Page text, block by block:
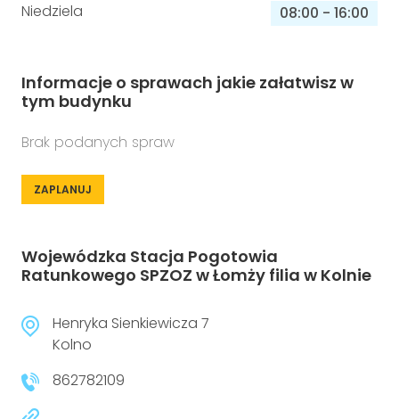
Niedziela
08:00 - 16:00
Informacje o sprawach jakie załatwisz w
tym budynku
Brak podanych spraw
ZAPLANUJ
Wojewódzka Stacja Pogotowia
Ratunkowego SPZOZ w Łomży filia w Kolnie
Henryka Sienkiewicza 7
Kolno
862782109